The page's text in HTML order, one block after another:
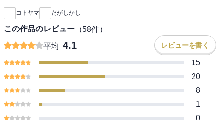
コトヤマ だがしかし
この作品のレビュー （58件）
平均 4.1 レビューを書く
15
20
8
1
0